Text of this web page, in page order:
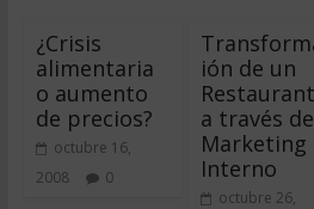
¿Crisis
alimentaria
o aumento
de precios?
octubre 16,
2008
0
ión de un
a través
Marketing
Interno
octubre 26,